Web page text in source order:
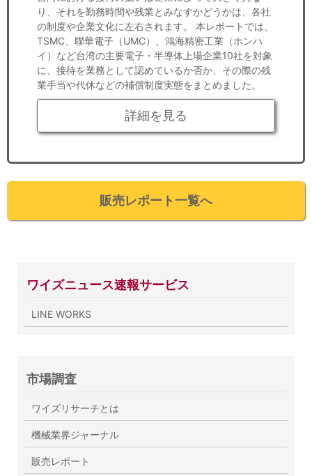
り、それを勤務時間や残業とみなすかどうかは、各社
の制度や企業文化に左右されます。 本レポートでは、
TSMC、聯華電子（UMC）、鴻海精密工業（ホンハ
イ）など台湾の主要電子・半導体上場企業10社を対象
に、接待を業務として認めているか否か、その際の残
業手当や代休などの補償制度実態をまとめました。
詳細を見る
販売レポート一覧へ
ワイズニュース速報サービス
LINE WORKS
市場調査
ワイズリサーチとは
機械業界ジャーナル
販売レポート